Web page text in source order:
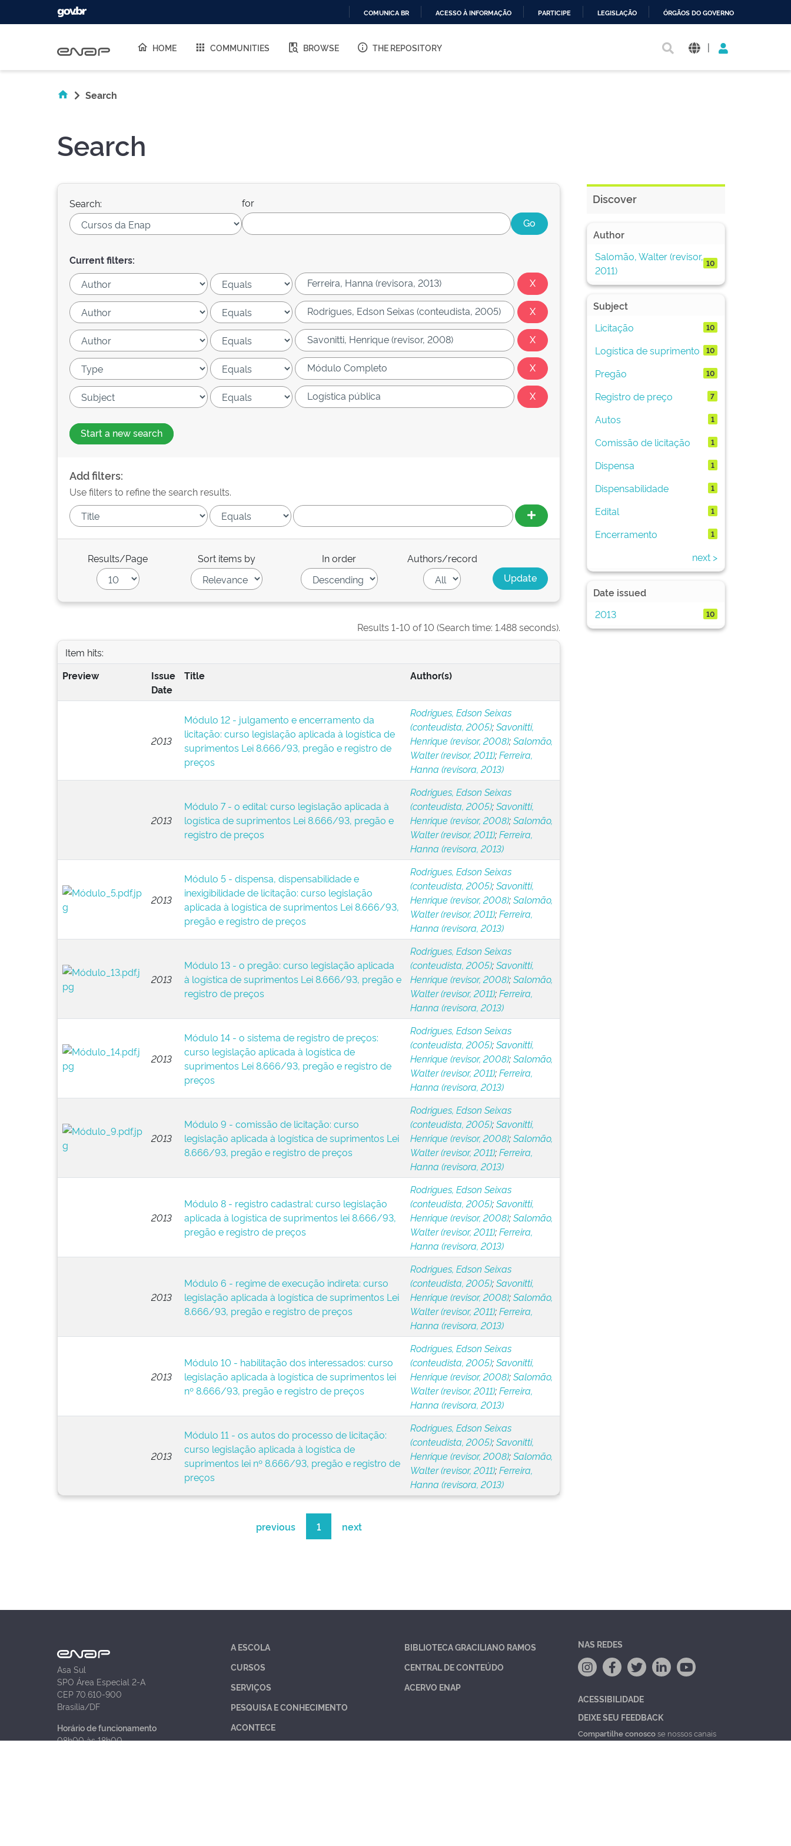
O
COMUNICA BR ACESSO À INFORMAÇÃO PARTICIPE LEGISLAÇÃO ÓRGÃOS DO GOVERNO
HOME COMMUNITIES BROWSE THE REPOSITORY |
Search
Search
Search: for
Current filters:
Start a new search
Add filters:
Use filters to refine the search results.
Results/Page Sort items by In order Authors/record
Results 1-10 of 10 (Search time: 1.488 seconds).
Item hits:
Preview
Issue
Date
Title Author(s)
2013
Módulo 12 - julgamento e encerramento da
licitação: curso legislação aplicada à logística de
suprimentos Lei 8.666/93, pregão e registro de
preços
Rodrigues, Edson Seixas
(conteudista, 2005);Savonitti,
Henrique (revisor, 2008);Salomão,
Walter (revisor, 2011);Ferreira,
Hanna (revisora, 2013)
2013
Módulo 7 - o edital: curso legislação aplicada à
logística de suprimentos Lei 8.666/93, pregão e
registro de preços
Rodrigues, Edson Seixas
(conteudista, 2005);Savonitti,
Henrique (revisor, 2008);Salomão,
Walter (revisor, 2011);Ferreira,
Hanna (revisora, 2013)
2013
Módulo 5 - dispensa, dispensabilidade e
inexigibilidade de licitação: curso legislação
aplicada à logística de suprimentos Lei 8.666/93,
pregão e registro de preços
Rodrigues, Edson Seixas
(conteudista, 2005);Savonitti,
Henrique (revisor, 2008);Salomão,
Walter (revisor, 2011);Ferreira,
Hanna (revisora, 2013)
2013
Módulo 13 - o pregão: curso legislação aplicada
à logística de suprimentos Lei 8.666/93, pregão e
registro de preços
Rodrigues, Edson Seixas
(conteudista, 2005);Savonitti,
Henrique (revisor, 2008);Salomão,
Walter (revisor, 2011);Ferreira,
Hanna (revisora, 2013)
2013
Módulo 14 - o sistema de registro de preços:
curso legislação aplicada à logística de
suprimentos Lei 8.666/93, pregão e registro de
preços
Rodrigues, Edson Seixas
(conteudista, 2005);Savonitti,
Henrique (revisor, 2008);Salomão,
Walter (revisor, 2011);Ferreira,
Hanna (revisora, 2013)
2013
Módulo 9 - comissão de licitação: curso
legislação aplicada à logística de suprimentos Lei
8.666/93, pregão e registro de preços
Rodrigues, Edson Seixas
(conteudista, 2005);Savonitti,
Henrique (revisor, 2008);Salomão,
Walter (revisor, 2011);Ferreira,
Hanna (revisora, 2013)
2013
Módulo 8 - registro cadastral: curso legislação
aplicada à logística de suprimentos lei 8.666/93,
pregão e registro de preços
Rodrigues, Edson Seixas
(conteudista, 2005);Savonitti,
Henrique (revisor, 2008);Salomão,
Walter (revisor, 2011);Ferreira,
Hanna (revisora, 2013)
2013
Módulo 6 - regime de execução indireta: curso
legislação aplicada à logística de suprimentos Lei
8.666/93, pregão e registro de preços
Rodrigues, Edson Seixas
(conteudista, 2005);Savonitti,
Henrique (revisor, 2008);Salomão,
Walter (revisor, 2011);Ferreira,
Hanna (revisora, 2013)
2013
Módulo 10 - habilitação dos interessados: curso
legislação aplicada à logística de suprimentos lei
nº 8.666/93, pregão e registro de preços
Rodrigues, Edson Seixas
(conteudista, 2005);Savonitti,
Henrique (revisor, 2008);Salomão,
Walter (revisor, 2011);Ferreira,
Hanna (revisora, 2013)
2013
Módulo 11 - os autos do processo de licitação:
curso legislação aplicada à logística de
suprimentos lei nº 8.666/93, pregão e registro de
preços
Rodrigues, Edson Seixas
(conteudista, 2005);Savonitti,
Henrique (revisor, 2008);Salomão,
Walter (revisor, 2011);Ferreira,
Hanna (revisora, 2013)
previous 1 next
Discover
Author
Salomão, Walter (revisor,
2011)
10
Subject
Licitação
10
Logística de suprimento 10
Pregão 10
Registro de preço 7
Autos 1
Comissão de licitação 1
Dispensa 1
Dispensabilidade 1
Edital 1
Encerramento 1
next >
Date issued
2013
10
Asa Sul
SPO Área Especial 2-A
CEP 70.610-900
Brasília/DF
Horário de funcionamento
08h00 às 18h00
A ESCOLA
CURSOS
SERVIÇOS
PESQUISA E CONHECIMENTO
ACONTECE
BIBLIOTECA GRACILIANO RAMOS
CENTRAL DE CONTEÚDO
ACERVO ENAP
NAS REDES
ACESSIBILIDADE
DEIXE SEU FEEDBACK
Compartilhe conoscose nossos canais
estão adequados pra você? Elogios